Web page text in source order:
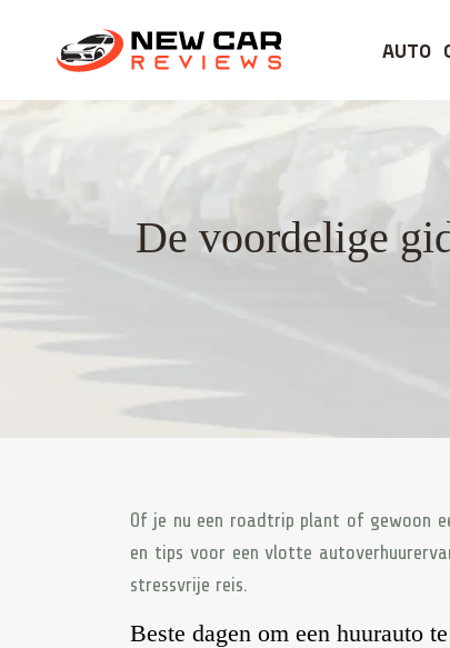
AUTO
De voordelige
Of je nu een roadtrip plant of gewoon
en tips voor een vlotte
stressvrije reis.
Beste dagen om een huurauto